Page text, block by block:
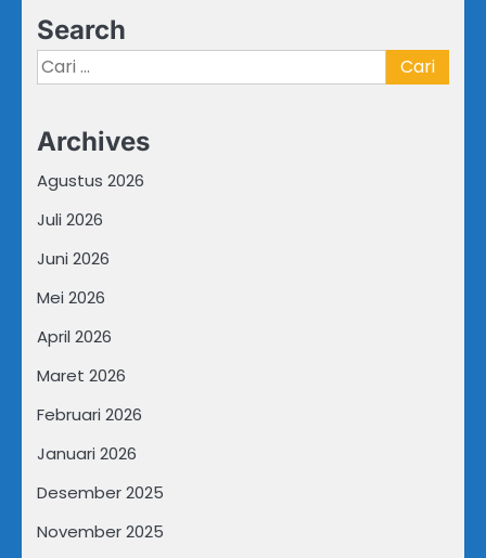
Search
Cari
untuk:
Archives
Agustus 2026
Juli 2026
Juni 2026
Mei 2026
April 2026
Maret 2026
Februari 2026
Januari 2026
Desember 2025
November 2025